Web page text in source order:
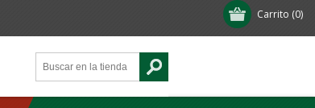
Carrito (0)